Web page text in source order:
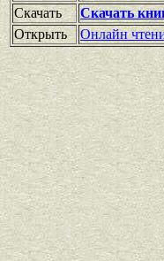
Скачать
Скачать
Открыть
Онлайн